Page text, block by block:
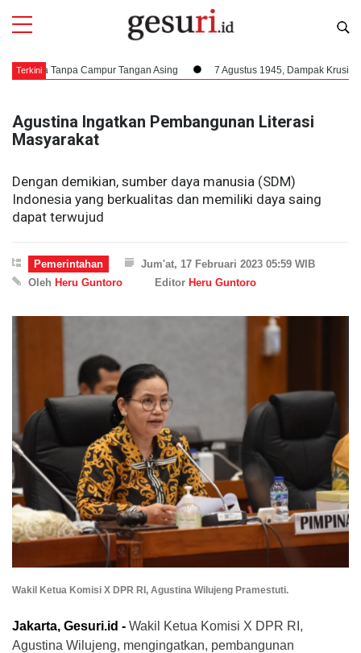
TerkiniCampur Tangan Asing 7 Agustus 1945, Dampak Krusial Berdirinya
Agustina Ingatkan Pembangunan Literasi
Masyarakat
Dengan demikian, sumber daya manusia (SDM)
Indonesia yang berkualitas dan memiliki daya saing
dapat terwujud
Pemerintahan
Jum'at, 17 Februari 2023 05:59 WIB
Oleh Heru Guntoro Editor Heru Guntoro
Wakil Ketua Komisi X DPR RI, Agustina Wilujeng Pramestuti.
Jakarta, Gesuri.id - Wakil Ketua Komisi X DPR RI,
Agustina Wilujeng, mengingatkan, pembangunan